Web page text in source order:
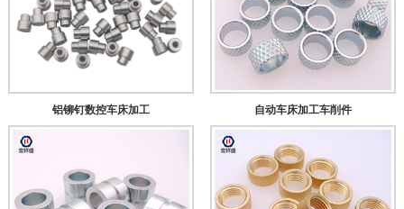
铝铆钉数控车床加工 自动车床加工车削件